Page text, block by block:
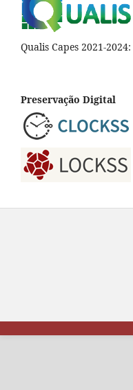
Qualis Capes 2021-2024:
Preservação Digital